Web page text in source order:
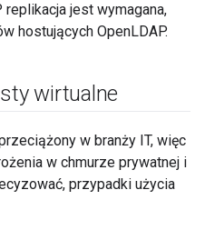
jest wymagana,
hostujących OpenLDAP.
wirtualne
w branży IT, więc
w chmurze prywatnej i
przypadki użycia